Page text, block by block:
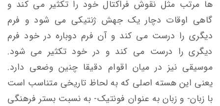
ها مرتب مثل نقوش فراکتال خود را تکثیر می کند و
گاهی اوقات دچار یک جهش ژنتیکی می شود و فرم
دیگری را درست می کند و آن فرم دوباره در خود فرم
دیگری را درست می کند و در خود تکثیر می شود.
موسیقی نیز در میان اقوام دقیقا چنین وضعی دارد.
یعنی این هسته اصلی که به لحاظ تاریخی متناسب است
با زبان- و زبان به عنوان فونتیک- به نسبت بستر فرهنگی